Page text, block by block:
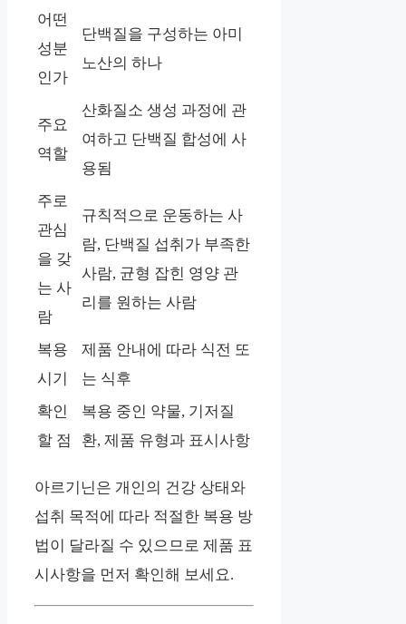
어떤
성분
인가
단백질을 구성하는 아미
노산의 하나
주요
역할
산화질소 생성 과정에 관
여하고 단백질 합성에 사
용됨
주로
관심
을 갖
는 사
람
규칙적으로 운동하는 사
람, 단백질 섭취가 부족한
사람, 균형 잡힌 영양 관
리를 원하는 사람
복용
시기
제품 안내에 따라 식전 또
는 식후
확인
할 점
복용 중인 약물, 기저질
환, 제품 유형과 표시사항
아르기닌은 개인의 건강 상태와
섭취 목적에 따라 적절한 복용 방
법이 달라질 수 있으므로 제품 표
시사항을 먼저 확인해 보세요.